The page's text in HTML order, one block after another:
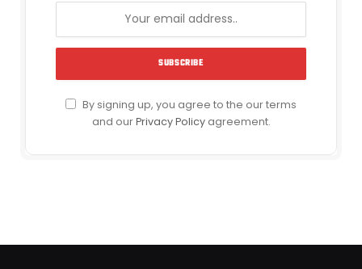
By signing up, you agree to the our terms
and ourPrivacy Policyagreement.